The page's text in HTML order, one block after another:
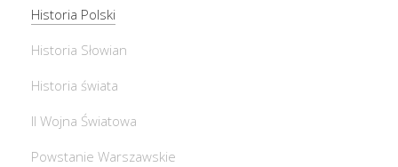
Historia Polski
Historia Słowian
Historia świata
II Wojna Światowa
Powstanie Warszawskie